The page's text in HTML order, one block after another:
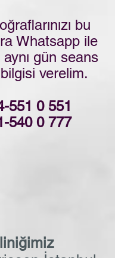
bu
Whatsapp ile
gün seans
verelim.
551 0 551
540 0 777